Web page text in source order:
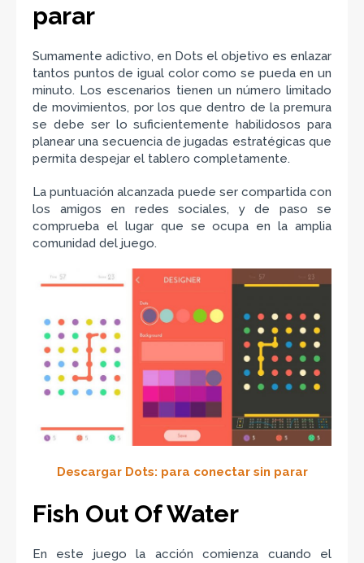
parar
Sumamente adictivo, en Dots el objetivo es enlazar
tantos puntos de igual color como se pueda en un
minuto. Los escenarios tienen un número limitado
de movimientos, por los que dentro de la premura
se debe ser lo suficientemente habilidosos para
planear una secuencia de jugadas estratégicas que
permita despejar el tablero completamente.
La puntuación alcanzada puede ser compartida con
los amigos en redes sociales, y de paso se
comprueba el lugar que se ocupa en la amplia
comunidad del juego.
Descargar Dots: para conectar sin parar
Fish Out Of Water
En este juego la acción comienza cuando el